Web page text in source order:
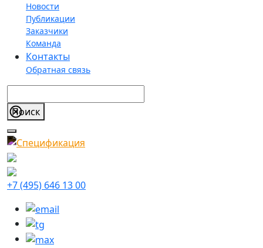
Новости
Публикации
Заказчики
Команда
Контакты
Обратная связь
+7 (495) 646 13 00